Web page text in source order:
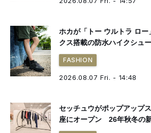
ホカが「トー ウルトラ ロ
クス搭載の防水ハイクシュ
FASHION
2026.08.07 Fri. - 14:48
セッチュウがポップアップ
座にオープン 26年秋冬の